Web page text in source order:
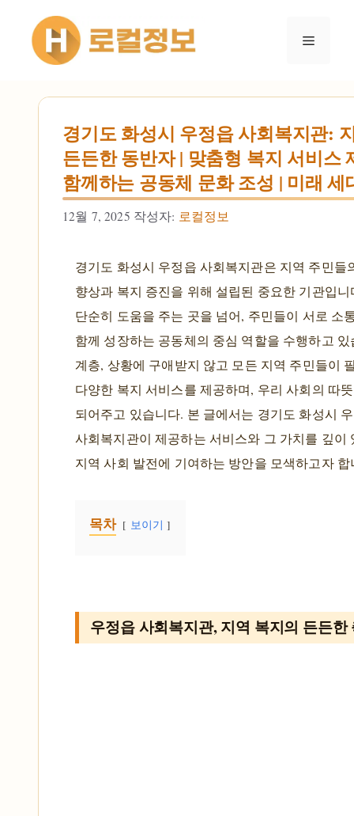
건너뛰기
메뉴
경기도 화성시 우정읍 사회복지관:
든든한 동반자 | 맞춤형 복지 서비스
함께하는 공동체 문화 조성 | 미래 세
12월 7, 2025 작성자: 로컬정보
경기도 화성시 우정읍 사회복지관은 지역 주민들
향상과 복지 증진을 위해 설립된 중요한 기관입
단순히 도움을 주는 곳을 넘어, 주민들이 서로 소
함께 성장하는 공동체의 중심 역할을 수행하고
계층, 상황에 구애받지 않고 모든 지역 주민들이
다양한 복지 서비스를 제공하며, 우리 사회의 따
되어주고 있습니다. 본 글에서는 경기도 화성시
사회복지관이 제공하는 서비스와 그 가치를 깊이
지역 사회 발전에 기여하는 방안을 모색하고자 합
목차 보이기
우정읍 사회복지관, 지역 복지의 든든한